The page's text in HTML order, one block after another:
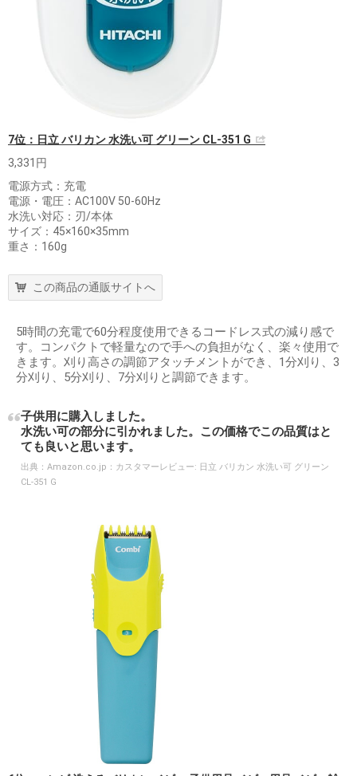
7位：日立 バリカン 水洗い可 グリーン CL-351 G
3,331円
電源方式：充電
電源・電圧：AC100V 50-60Hz
水洗い対応：刃/本体
サイズ：45×160×35mm
重さ：160g
この商品の通販サイトへ
5時間の充電で60分程度使用できるコードレス式の減り感で
す。コンパクトで軽量なので手への負担がなく、楽々使用で
きます。刈り高さの調節アタッチメントができ、1分刈り、3
分刈り、5分刈り、7分刈りと調節できます。
子供用に購入しました。
水洗い可の部分に引かれました。この価格でこの品質はと
ても良いと思います。
出典： Amazon.co.jp：カスタマーレビュー: 日立 バリカン 水洗い可 グリーン
CL-351 G